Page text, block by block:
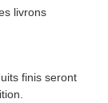
livrons
finis seront